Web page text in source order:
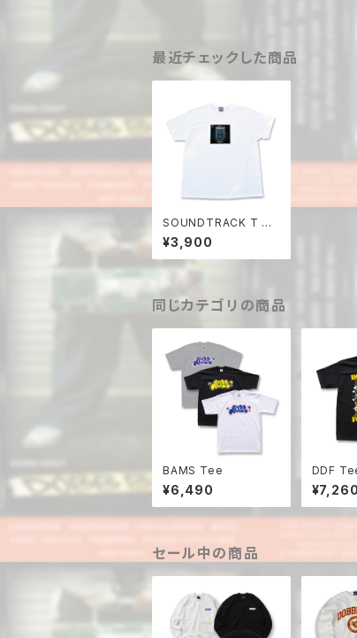
最近チェックした商品
SOUNDTRACK T Sh
irt
¥3,900
同じカテゴリの商品
BAMS Tee
¥6,490
DDF
¥7,260
セール中の商品